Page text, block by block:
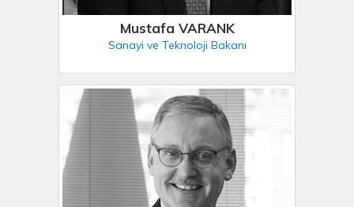
Mustafa VARANK
Sanayi ve Teknoloji Bakanı